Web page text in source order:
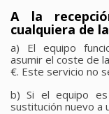
A la
cualquiera de
a) El equipo
asumir el coste de
€. Este servicio no
b) Si el equipo
sustitución nuevo a